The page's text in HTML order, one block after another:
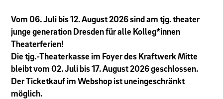
Vom 06. Juli bis 12. August 2026 sind am tjg. theater
junge generation Dresden für alle Kolleg*innen
Theaterferien!
Die tjg.-Theaterkasse im Foyer des Kraftwerk Mitte
bleibt vom 02. Juli bis 17. August 2026 geschlossen.
Der Ticketkauf im Webshop ist uneingeschränkt
möglich.